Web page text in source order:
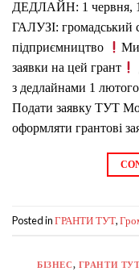
ДЕДЛАЙН: 1 червня, 1
ГАЛУЗІ: громадський
підприємництво
Ми
заявки на цей грант
з дедлайнами 1
Подати заявку ТУТ
оформляти грантові
Posted in ГРАНТИ ТУТ,
БІЗНЕС, ГРАНТИ ТУТ